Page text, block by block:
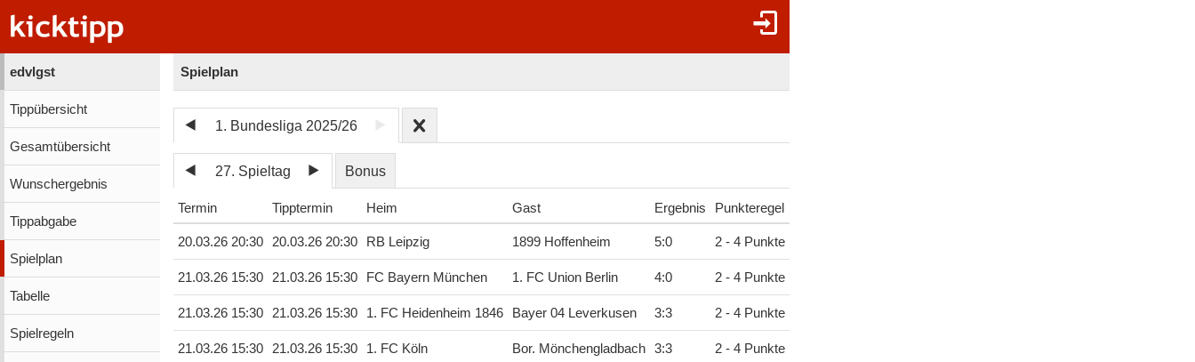
edvlgst
Tippübersicht
Gesamtübersicht
Wunschergebnis
Tippabgabe
Spielplan
Tabelle
Spielregeln
Spielplan
1. Bundesliga 2025/26
27. Spieltag Bonus
Termin Tipptermin Heim Gast Ergebnis Punkteregel
20.03.26 20:30 20.03.26 20:30 RB Leipzig 1899 Hoffenheim 5:0 2 - 4 Punkte
21.03.26 15:30 21.03.26 15:30 FC Bayern München 1. FC Union Berlin 4:0 2 - 4 Punkte
21.03.26 15:30 21.03.26 15:30 1. FC Heidenheim 1846 Bayer 04 Leverkusen 3:3 2 - 4 Punkte
21.03.26 15:30 21.03.26 15:30 1. FC Köln Bor. Mönchengladbach 3:3 2 - 4 Punkte